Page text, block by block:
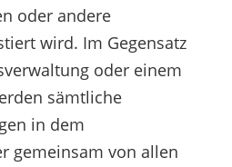
oder andere
wird. Im Gegensatz
oder einem
sämtliche
in dem
gemeinsam von allen